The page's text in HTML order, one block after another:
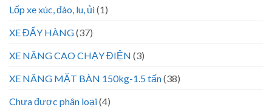
Lốp xe xúc, đào, lu, ủi(1)
XE ĐẨY HÀNG(37)
XE NÂNG CAO CHẠY ĐIỆN (3)
XE NÂNG MẶT BÀN 150kg-1.5 tấn(38)
Chưa được phân loại(4)